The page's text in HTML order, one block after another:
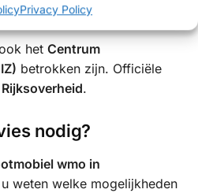
Privacy Policy
het Centrum
betrokken zijn. Officiële
Rijksoverheid.
nodig?
wmo in
weten welke mogelijkheden